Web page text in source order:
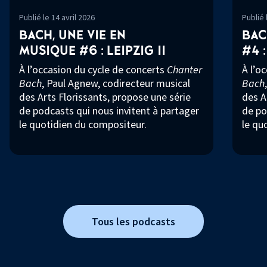
Publié le 14 avril 2026
BACH, UNE VIE EN
MUSIQUE #6 : LEIPZIG
À l’occasion du cycle de concerts Chanter
Bach, Paul Agnew, codirecteur musical
des Arts Florissants, propose une série
de podcasts qui nous invitent à partager
le quotidien du compositeur.
Publié
#4
À
Bach
des
de
le
Tous les podcasts